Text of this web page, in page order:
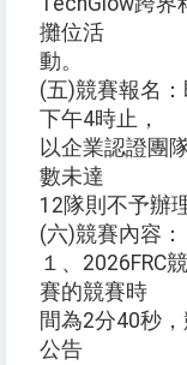
攤位活
動。
(五)競賽報名
下午4時止，
以企業認證團
數未達
12隊則不予辦
(六)競賽內容：
１、2026FRC
賽的競賽時
間為2分40秒
公告